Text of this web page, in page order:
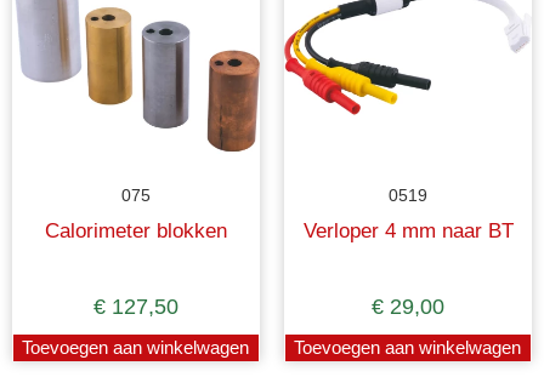
075
Calorimeter blokken
€ 127,50
Toevoegen aan winkelwagen
0519
Verloper 4 mm naar BT
€ 29,00
Toevoegen aan winkelwagen